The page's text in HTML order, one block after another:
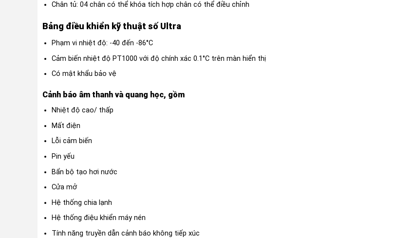
Chân tủ: 04 chân có thể khóa tích hợp chân có thể điều chỉnh
Bảng điều khiển kỹ thuật số Ultra
Phạm vi nhiệt độ: -40 đến -86°C
Cảm biến nhiệt độ PT1000 với độ chính xác 0.1°C trên màn hiển thị
Có mật khẩu bảo vệ
Cảnh báo âm thanh và quang học, gồm
Nhiệt độ cao/ thấp
Mất điện
Lỗi cảm biến
Pin yếu
Bẩn bộ tạo hơi nước
Cửa mở
Hệ thống chia lạnh
Hệ thống điệu khiển máy nén
Tính năng truyền dẫn cảnh báo không tiếp xúc